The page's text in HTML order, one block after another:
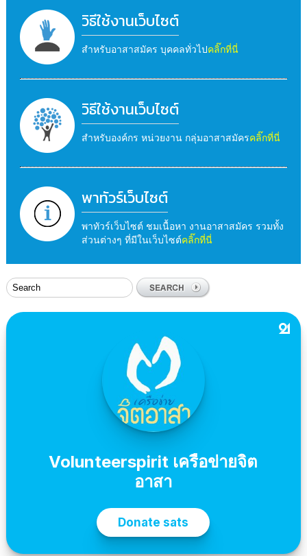
วิธีใช้งานเว็บไซต์
สำหรับอาสาสมัคร บุคคลทั่วไปคลิ๊กที่นี่
วิธีใช้งานเว็บไซต์
สำหรับองค์กร หน่วยงาน กลุ่มอาสาสมัครคลิ๊กที่นี่
พาทัวร์เว็บไซต์
พาทัวร์เว็บไซต์ ชมเนื้อหา งานอาสาสมัคร รวมทั้ง
ส่วนต่างๆ ที่มีในเว็บไซต์คลิ๊กที่นี่